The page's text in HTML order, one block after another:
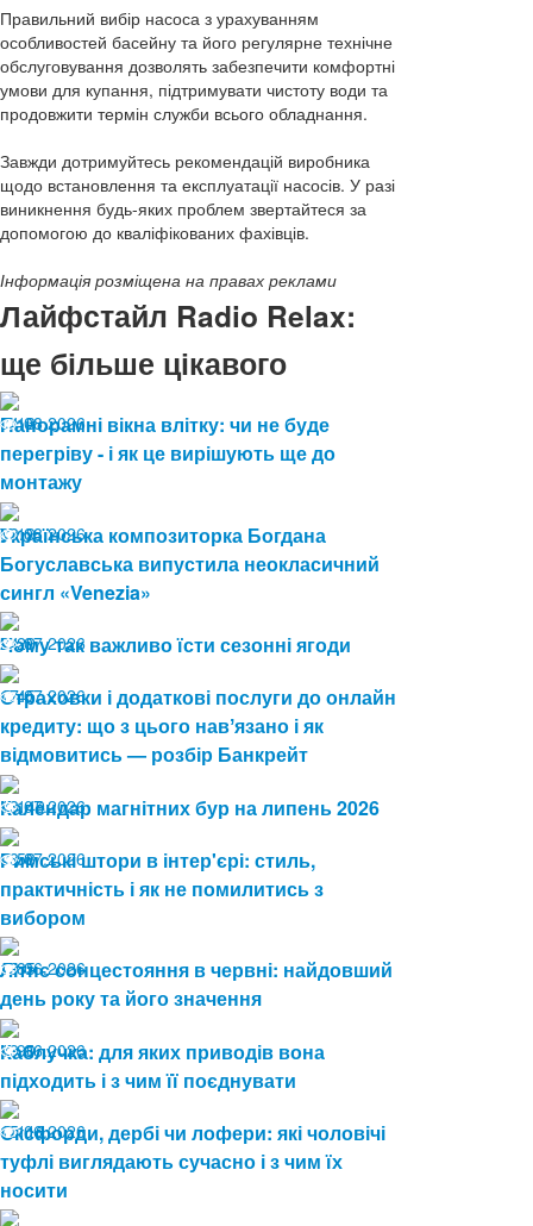
Правильний вибір насоса з урахуванням
особливостей басейну та його регулярне технічне
обслуговування дозволять забезпечити комфортні
умови для купання, підтримувати чистоту води та
продовжити термін служби всього обладнання.
Завжди дотримуйтесь рекомендацій виробника
щодо встановлення та експлуатації насосів. У разі
виникнення будь-яких проблем звертайтеся за
допомогою до кваліфікованих фахівців.
Інформація розміщена на правах реклами
Лайфстайл Radio Relax:
ще більше цікавого
04.08.2026
13
Панорамні вікна влітку: чи не буде
перегріву - і як це вирішують ще до
монтажу
03.08.2026
19
Українська композиторка Богдана
Богуславська випустила неокласичний
сингл «Venezia»
24.07.2026
29
Чому так важливо їсти сезонні ягоди
17.07.2026
45
Страховки і додаткові послуги до онлайн
кредиту: що з цього навʼязано і як
відмовитись — розбір Банкрейт
13.07.2026
149
Календар магнітних бур на липень 2026
08.07.2026
58
Римські штори в інтер'єрі: стиль,
практичність і як не помилитись з
вибором
19.06.2026
85
Літнє сонцестояння в червні: найдовший
день року та його значення
19.06.2026
90
Каблучка: для яких приводів вона
підходить і з чим її поєднувати
15.06.2026
116
Оксфорди, дербі чи лофери: які чоловічі
туфлі виглядають сучасно і з чим їх
носити